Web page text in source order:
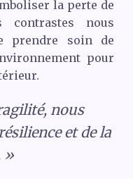
la perte de
nous
prendre soin de
pour
nous
et de la
»